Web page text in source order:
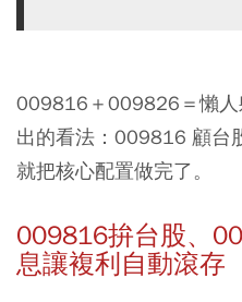
009816 ＋009826 ＝懶
出的看法：009816 顧台
就把核心配置做完了。
009816拚台股、
息讓複利自動滾存